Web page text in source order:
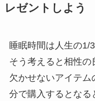
レゼントしよう
睡眠時間は人生の1/
そう考えると相性
欠かせないアイテム
分で購入するとなる